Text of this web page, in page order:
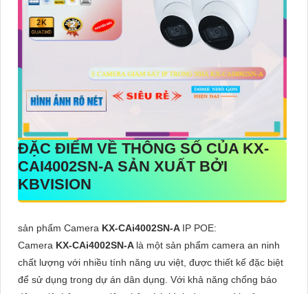
ĐẶC ĐIỂM VỀ THÔNG SỐ CỦA KX-
CAI4002SN-A SẢN XUẤT BỞI
KBVISION
sản phẩm Camera KX-CAi4002SN-A IP POE:
Camera KX-CAi4002SN-A là một sản phẩm camera an ninh
chất lượng với nhiều tính năng ưu việt, được thiết kế đặc biệt
để sử dụng trong dự án dân dụng. Với khả năng chống báo